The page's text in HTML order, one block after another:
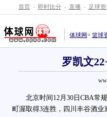
首页 - 即时比分 - 直播 - 足球资
体球网> 篮球
罗凯文
北京时间12月30日CBA常规
町渥取得3连胜，四川丰谷酒业